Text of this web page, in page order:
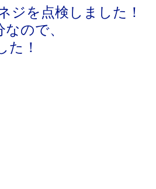
ジを点検しました！
ので、
た！